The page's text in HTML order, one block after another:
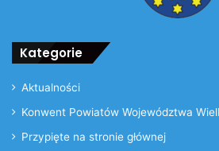
Kategorie
Aktualności
Konwent Powiatów Województwa
Przypięte na stronie głównej